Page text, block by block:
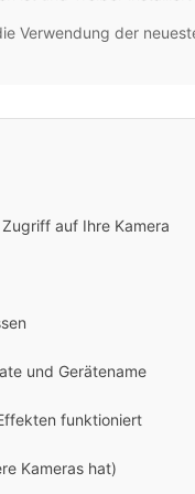
Verwendung der
auf Ihre Kamera
und Gerätename
funktioniert
Kameras hat)